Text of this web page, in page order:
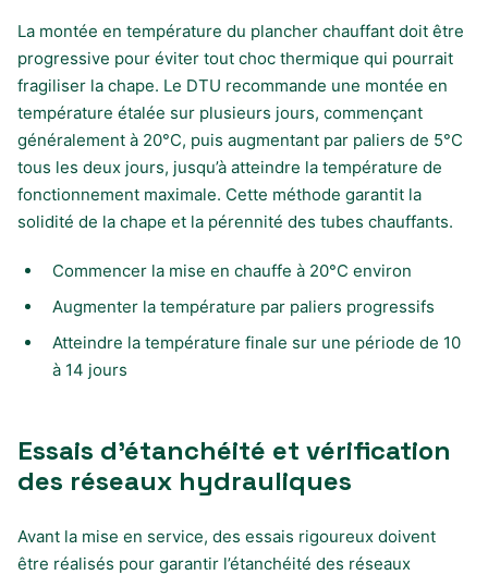
La montée en température du plancher chauffant doit être
progressive pour éviter tout choc thermique qui pourrait
fragiliser la chape. Le DTU recommande une montée en
température étalée sur plusieurs jours, commençant
généralement à 20°C, puis augmentant par paliers de 5°C
tous les deux jours, jusqu’à atteindre la température de
fonctionnement maximale. Cette méthode garantit la
solidité de la chape et la pérennité des tubes chauffants.
Commencer la mise en chauffe à 20°C environ
Augmenter la température par paliers progressifs
Atteindre la température finale sur une période de 10
à 14 jours
Essais d’étanchéité et vérification
des réseaux hydrauliques
Avant la mise en service, des essais rigoureux doivent
être réalisés pour garantir l’étanchéité des réseaux